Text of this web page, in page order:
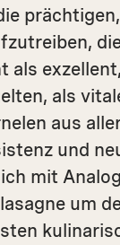
als
als
aus
und
mit
um